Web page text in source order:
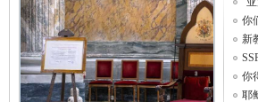
你
新
你
耶